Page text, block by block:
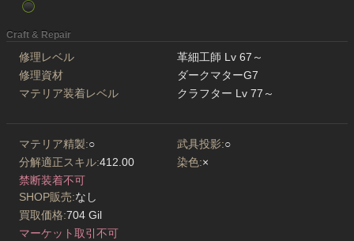
Craft & Repair
修理レベル
革細工師 Lv 67～
修理資材
ダークマターG7
マテリア装着レベル
クラフター Lv 77～
マテリア精製:○ 武具投影:○
分解適正スキル:412.00 染色:×
禁断装着不可
SHOP販売:なし
買取価格:704 Gil
マーケット取引不可